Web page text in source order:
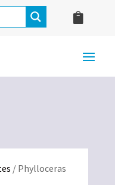
/ Phylloceras